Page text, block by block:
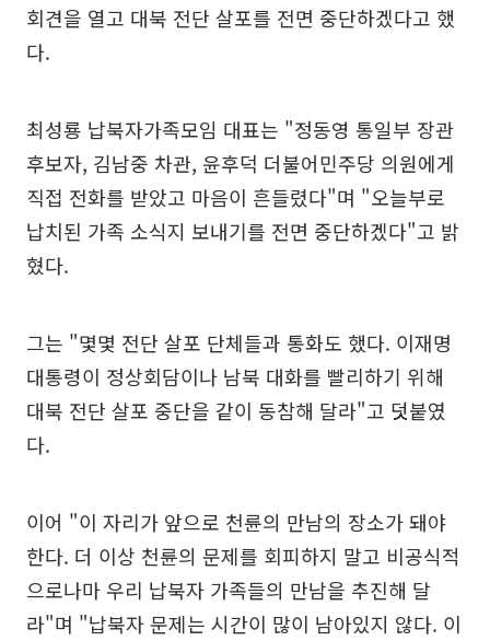
회견을 열고 대북 전단 살포를 전면 중단하겠다고 했
다.
최성룡 납북자가족모임 대표는 "정동영 통일부 장관
후보자, 김남중 차관, 윤후덕 더불어민주당 의원에게
직접 전화를 받았고 마음이 흔들렸다"며 "오늘부로
납치된 가족 소식지 보내기를 전면 중단하겠다"고 밝
혔다.
그는 "몇몇 전단 살포 단체들과 통화도 했다. 이재명
대통령이 정상회담이나 남북 대화를 빨리하기 위해
대북 전단 살포 중단을 같이 동참해 달라"고 덧붙였
다.
이어 "이 자리가 앞으로 천륜의 만남의 장소가 돼야
한다. 더 이상 천륜의 문제를 회피하지 말고 비공식적
으로나마 우리 납북자 가족들의 만남을 추진해 달
라"며 "납북자 문제는 시간이 많이 남아있지 않다. 이